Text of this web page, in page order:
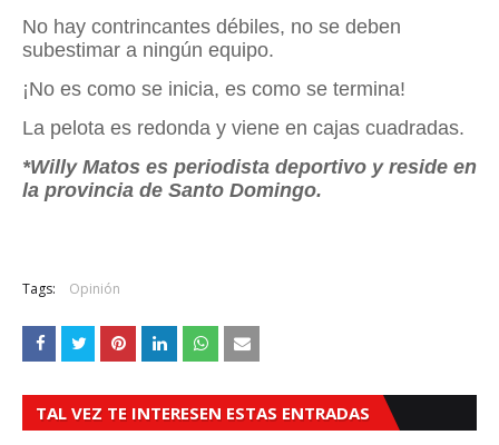
No hay contrincantes débiles, no se deben
subestimar a ningún equipo.
¡No es como se inicia, es como se termina!
La pelota es redonda y viene en cajas cuadradas.
*Willy Matos es periodista deportivo y reside en
la provincia de Santo Domingo.
Tags: Opinión
TAL VEZ TE INTERESEN ESTAS ENTRADAS